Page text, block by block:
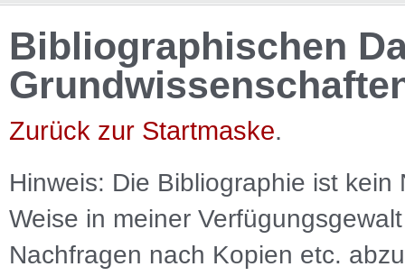
Bibliographischen
Zurück zur Startmaske.
Hinweis: Die Bibliographie ist kein
Weise in meiner
Nachfragen nach Kopien etc.